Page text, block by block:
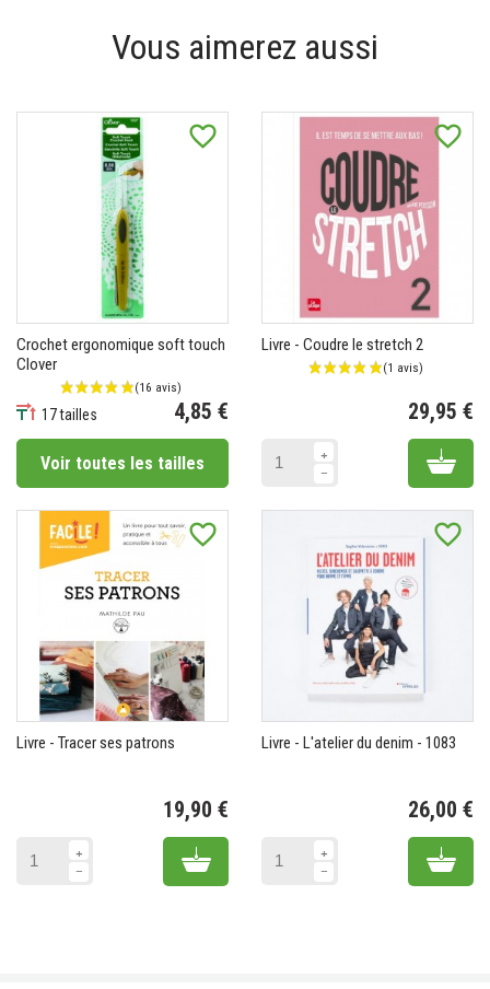
Vous aimerez aussi
favorite_border
Crochet ergonomique soft touch
Clover
17 tailles 4,85 €
Voir toutes les tailles
favorite_border
Livre - Coudre le stretch 2
29,95 €
Add
favorite_border
Livre - Tracer ses patrons
19,90 €
Add to cart
favorite_border
Livre - L'atelier du denim - 1083
26,00 €
Add